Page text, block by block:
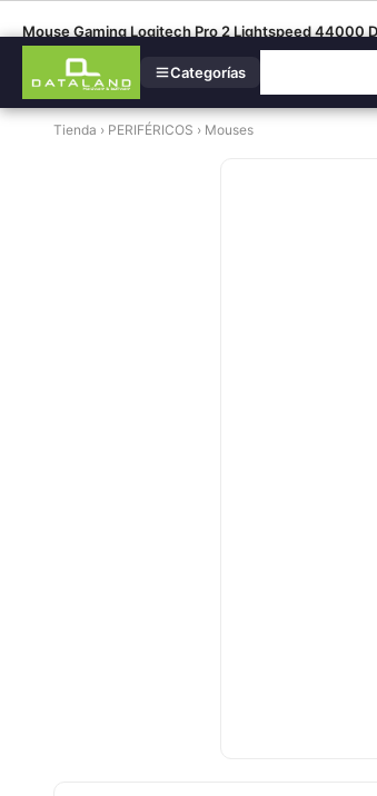
Categorías
Mouse Gaming Logitech Pro 2 Lightspeed 44000
Tienda › PERIFÉRICOS › Mouses